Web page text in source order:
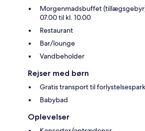
Morgenmadsbuffet
07.00 til kl. 10.00
Restaurant
Bar/lounge
Vandbeholder
Rejser med børn
Gratis transport til forlystelsespark
Babybad
Oplevelser